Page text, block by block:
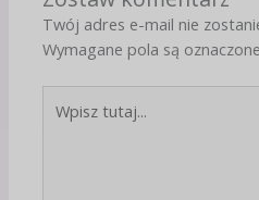
Twój adres e-mail nie
Wymagane pola są
tutaj...